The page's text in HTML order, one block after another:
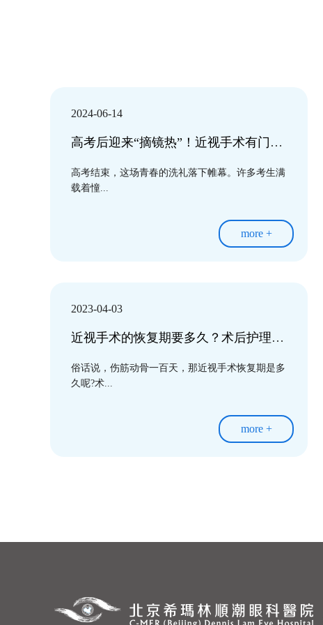
2024-06-14
高考后迎来“摘镜热”！近视手术有门槛，度数稳定后才宜手术
高考结束，这场青春的洗礼落下帷幕。许多考生满
载着憧...
more +
2023-04-03
近视手术的恢复期要多久？术后护理常见问题盘点，想摘镜的看过来！
俗话说，伤筋动骨一百天，那近视手术恢复期是多
久呢?术...
more +